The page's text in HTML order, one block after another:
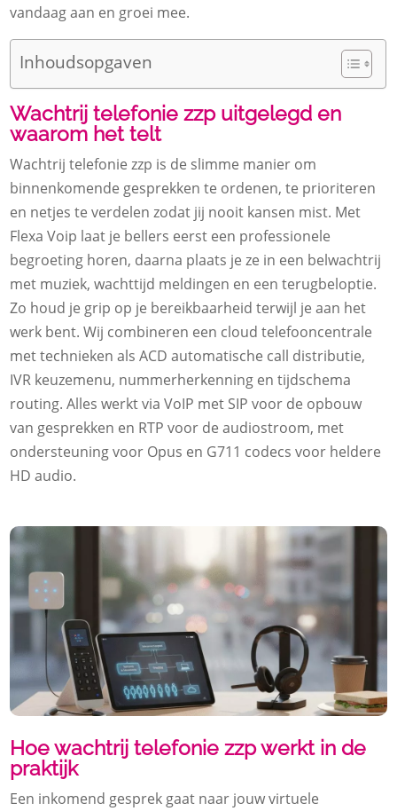
vandaag aan en groei mee.​
Inhoudsopgaven
Wachtrij telefonie zzp uitgelegd en
waarom het telt
Wachtrij telefonie zzp is de slimme manier om
binnenkomende gesprekken te ordenen, te prioriteren
en netjes te verdelen zodat jij nooit kansen mist.​ Met
Flexa Voip laat je bellers eerst een professionele
begroeting horen, daarna plaats je ze in een belwachtrij
met muziek, wachttijd meldingen en een terugbeloptie.​
Zo houd je grip op je bereikbaarheid terwijl je aan het
werk bent.​ Wij combineren een cloud telefooncentrale
met technieken als ACD automatische call distributie,
IVR keuzemenu, nummerherkenning en tijdschema
routing.​ Alles werkt via VoIP met SIP voor de opbouw
van gesprekken en RTP voor de audiostroom, met
ondersteuning voor Opus en G711 codecs voor heldere
HD audio.​
Hoe wachtrij telefonie zzp werkt in de
praktijk
Een inkomend gesprek gaat naar jouw virtuele